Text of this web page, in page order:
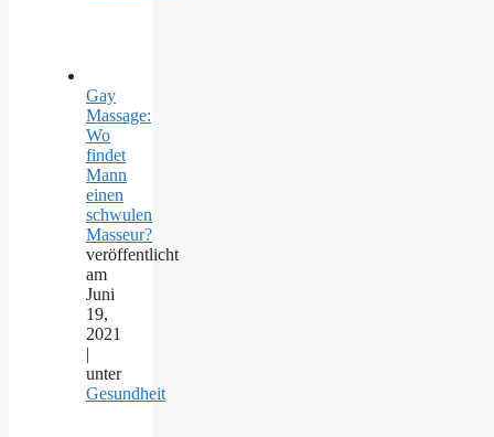
Gay
Massage:
Wo
findet
Mann
einen
schwulen
Masseur?
veröffentlicht
am
Juni
19,
2021
|
unter
Gesundheit